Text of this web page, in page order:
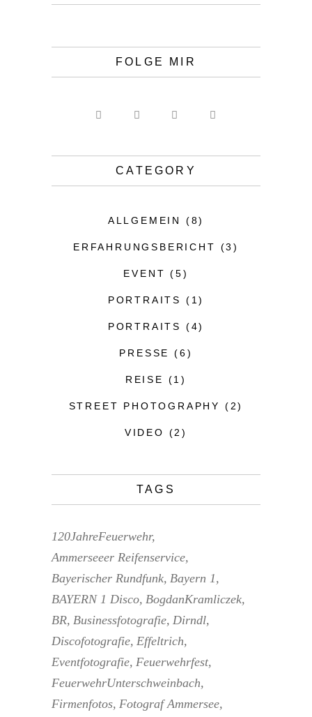
FOLGE MIR
CATEGORY
ALLGEMEIN (8)
ERFAHRUNGSBERICHT (3)
EVENT (5)
PORTRAITS (1)
PORTRAITS (4)
PRESSE (6)
REISE (1)
STREET PHOTOGRAPHY (2)
VIDEO (2)
TAGS
120JahreFeuerwehr
Ammerseeer Reifenservice
Bayerischer Rundfunk Bayern 1
BAYERN 1 Disco BogdanKramliczek
BR Businessfotografie Dirndl
Discofotografie Effeltrich
Eventfotografie Feuerwehrfest
FeuerwehrUnterschweinbach
Firmenfotos Fotograf Ammersee